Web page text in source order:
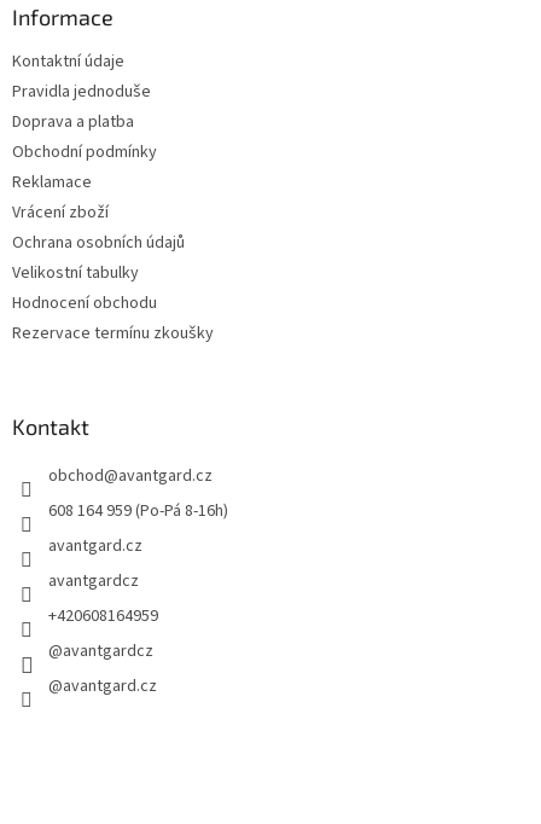
Informace
Kontaktní údaje
Pravidla jednoduše
Doprava a platba
Obchodní podmínky
Reklamace
Vrácení zboží
Ochrana osobních údajů
Velikostní tabulky
Hodnocení obchodu
Rezervace termínu zkoušky
Kontakt
obchod@avantgard.cz
608 164 959 (Po-Pá 8-16h)
avantgard.cz
avantgardcz
+420608164959
@avantgardcz
@avantgard.cz